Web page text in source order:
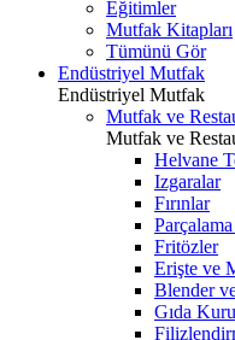
Eğitimler
Mutfak Kitapları
Tümünü Gör
Endüstriyel Mutfak
Endüstriyel Mutfak
Mutfak ve
Mutfak ve
Helvane
Izgaralar
Fırınlar
Fritözler
Erişte ve
Blender
Gıda